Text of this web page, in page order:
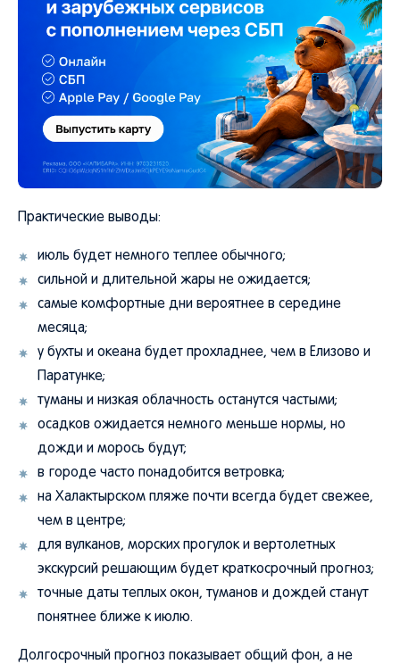
Практические выводы:
июль будет немного теплее обычного;
сильной и длительной жары не ожидается;
самые комфортные дни вероятнее в середине
месяца;
у бухты и океана будет прохладнее, чем в Елизово и
Паратунке;
туманы и низкая облачность останутся частыми;
осадков ожидается немного меньше нормы, но
дожди и морось будут;
в городе часто понадобится ветровка;
на Халактырском пляже почти всегда будет свежее,
чем в центре;
для вулканов, морских прогулок и вертолетных
экскурсий решающим будет краткосрочный прогноз;
точные даты теплых окон, туманов и дождей станут
понятнее ближе к июлю.
Долгосрочный прогноз показывает общий фон, а не